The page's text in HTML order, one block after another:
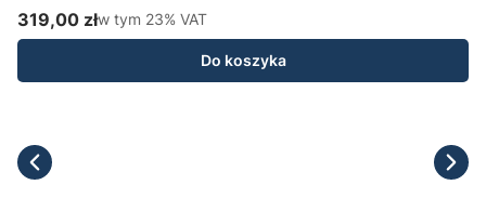
Cena brutto
319,00 złw tym %s VAT
w tym 23% VAT
Do koszyka